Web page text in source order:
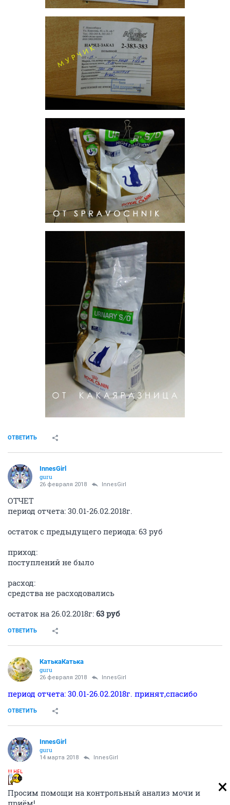
ОТВЕТИТЬ
InnesGirl
guru
26 февраля 2018 InnesGirl
ОТЧЕТ
период отчета: 30.01-26.02.2018г.
остаток с предыдущего периода: 63 руб
приход:
поступлений не было
расход:
средства не расходовались
остаток на 26.02.2018г: 63 руб
ОТВЕТИТЬ
КатькаКатька
guru
26 февраля 2018 InnesGirl
период отчета: 30.01-26.02.2018г. принят,спасибо
ОТВЕТИТЬ
InnesGirl
guru
14 марта 2018 InnesGirl
Просим помощи на контрольный анализ мочи и
приём!